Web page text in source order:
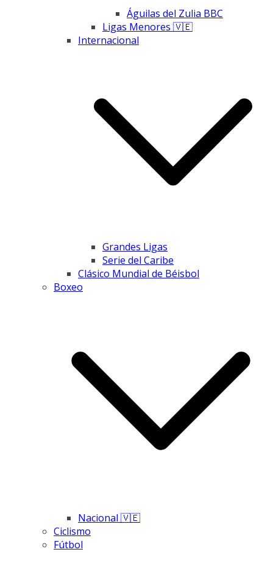
Águilas del Zulia BBC
Ligas Menores 🇻🇪
Internacional
Grandes Ligas
Serie del Caribe
Clásico Mundial de Béisbol
Boxeo
Nacional 🇻🇪
Ciclismo
Fútbol